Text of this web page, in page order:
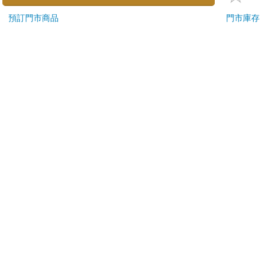
ATM提款機，請不要聽從指示，以免受騙上當！
預訂門市商品 門市庫存